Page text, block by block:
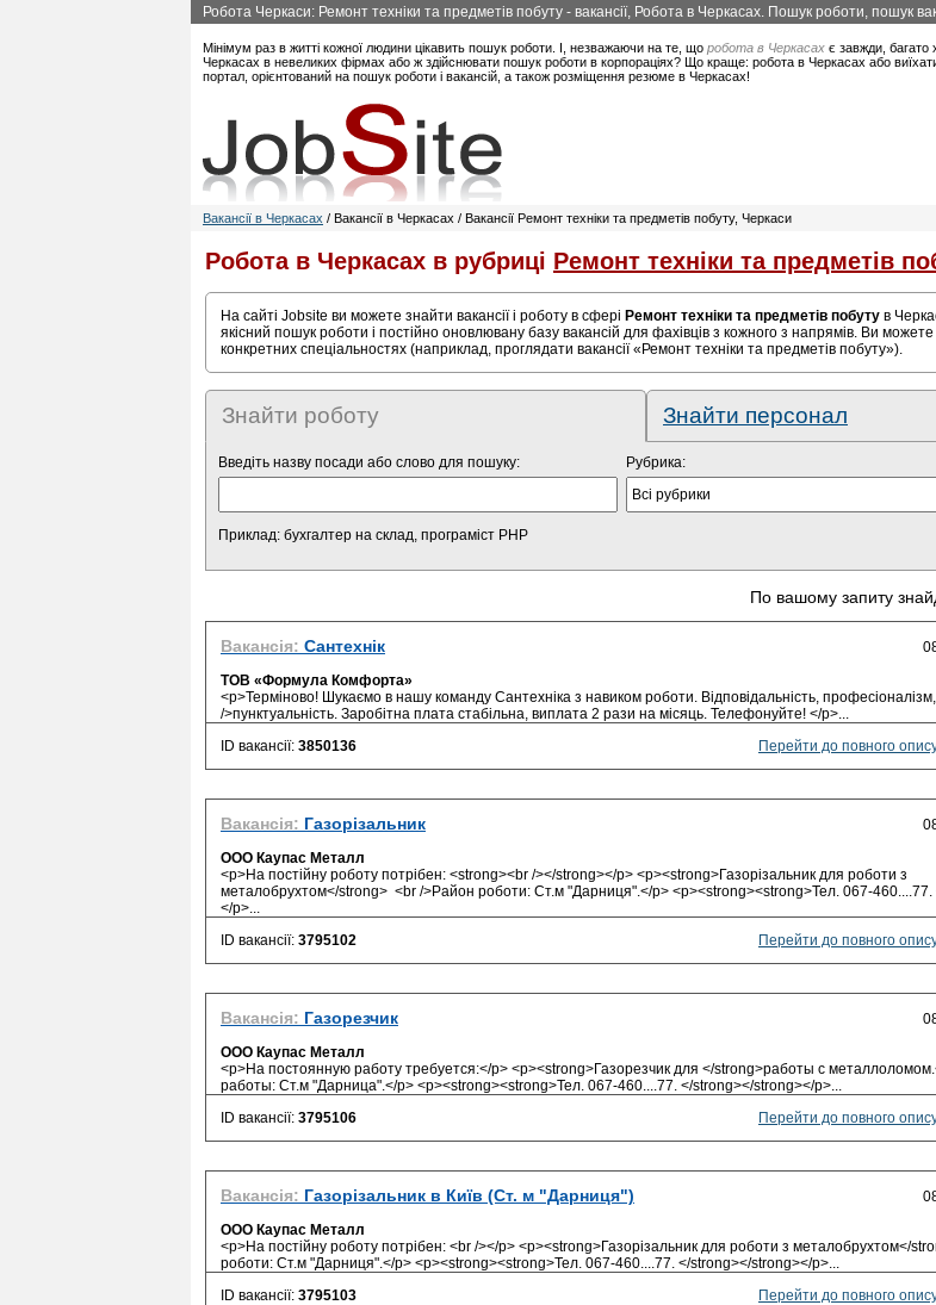
Робота Черкаси: Ремонт техніки та предметів побуту - вакансії, Робота в Черкасах. Пошук роботи, пошук
Мінімум раз в житті кожної людини цікавить пошук роботи. І, незважаючи на те, що робота в Черкасах є завжди, багато
Черкасах в невеликих фірмах або ж здійснювати пошук роботи в корпораціях? Що краще: робота в Черкасах або
портал, орієнтований на пошук роботи і вакансій, а також розміщення резюме в Черкасах!
Вакансії в Черкасах / Вакансії в Черкасах / Вакансії Ремонт техніки та предметів побуту, Черкаси
Робота в Черкасах в рубриці Ремонт техніки та предметів
На сайті Jobsite ви можете знайти вакансії і роботу в сфері Ремонт техніки та предметів побуту в
якісний пошук роботи і постійно оновлювану базу вакансій для фахівців з кожного з напрямів. Ви можете
конкретних спеціальностях (наприклад, проглядати вакансії «Ремонт техніки та предметів побуту»).
Знайти роботу Знайти персонал
Введіть назву посади або слово для пошуку:
Приклад: бухгалтер на склад, програміст PHP
Рубрика:
По вашому запиту
Вакансія: Сантехнік
ТОВ «Формула Комфорта»
<p>Терміново! Шукаємо в нашу команду Сантехніка з навиком роботи. Відповідальність,
/>пунктуальність. Заробітна плата стабільна, виплата 2 рази на місяць. Телефонуйте! </p>...
ID вакансії: 3850136 Перейти до повного
Вакансія: Газорізальник
ООО Каупас Металл
<p>На постійну роботу потрібен: <strong><br /></strong></p> <p><strong>Газорізальник для роботи з
металобрухтом</strong> <br />Район роботи: Ст.м "Дарниця".</p> <p><strong><strong>Тел. 067-460....77.
</p>...
ID вакансії: 3795102 Перейти до повного
Вакансія: Газорезчик
ООО Каупас Металл
<p>На постоянную работу требуется:</p> <p><strong>Газорезчик для </strong>работы с
работы: Ст.м "Дарница".</p> <p><strong><strong>Тел. 067-460....77. </strong></strong></p>...
ID вакансії: 3795106 Перейти до повного
Вакансія: Газорізальник в Київ (Ст. м "Дарниця")
ООО Каупас Металл
<p>На постійну роботу потрібен: <br /></p> <p><strong>Газорізальник для роботи з металобрухтом</
роботи: Ст.м "Дарниця".</p> <p><strong><strong>Тел. 067-460....77. </strong></strong></p>...
ID вакансії: 3795103 Перейти до повного